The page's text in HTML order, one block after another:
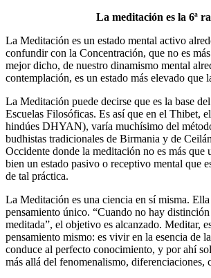
La meditación es la 6ª
La Meditación es un estado mental activo
confundir con la Concentración, que no es
mejor dicho, de nuestro dinamismo mental
contemplación, es un estado más elevado
La Meditación puede decirse que es la base
Escuelas Filosóficas. Es así que en el Thibet,
hindúes DHYAN), varía muchísimo del
budhistas tradicionales de Birmania y de
Occidente donde la meditación no es más
bien un estado pasivo o receptivo mental que
de tal práctica.
La Meditación es una ciencia en sí misma.
pensamiento único. “Cuando no hay
meditada”, el objetivo es alcanzado. Meditar,
pensamiento mismo: es vivir en la esencia de
conduce al perfecto conocimiento, y por ahí
más allá del fenomenalismo,